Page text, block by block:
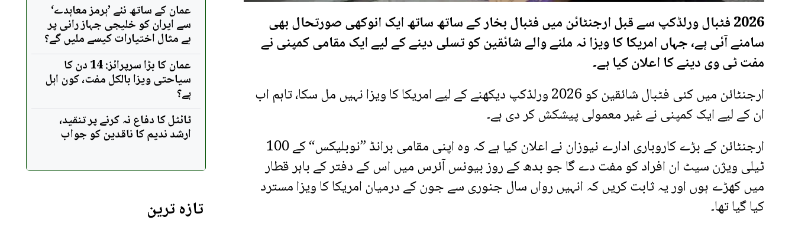
2026 فٹبال ورلڈکپ سے قبل ارجنٹائن میں فٹبال بخار کے ساتھ ساتھ ایک انوکھی صورتحال بھی
سامنے آئی ہے، جہاں امریکا کا ویزا نہ ملنے والے شائقین کو تسلی دینے کے لیے ایک مقامی کمپنی نے
مفت ٹی وی دینے کا اعلان کیا ہے۔
ارجنٹائن میں کئی فٹبال شائقین کو 2026 ورلڈکپ دیکھنے کے لیے امریکا کا ویزا نہیں مل سکا، تاہم اب
ان کے لیے ایک کمپنی نے غیر معمولی پیشکش کر دی ہے۔
ارجنٹائن کے بڑے کاروباری ادارے نیوزان نے اعلان کیا ہے کہ وہ اپنی مقامی برانڈ ”نوبلیکس“ کے 100
ٹیلی ویژن سیٹ ان افراد کو مفت دے گا جو بدھ کے روز بیونس آئرس میں اس کے دفتر کے باہر قطار
میں کھڑے ہوں اور یہ ثابت کریں کہ انہیں رواں سال جنوری سے جون کے درمیان امریکا کا ویزا مسترد
کیا گیا تھا۔
عمان کے ساتھ نئے ’ہرمز معاہدے‘
سے ایران کو خلیجی جہاز رانی پر
بے مثال اختیارات کیسے ملیں گے؟
عمان کا بڑا سرپرائز: 14 دن کا
سیاحتی ویزا بالکل مفت، کون اہل
ہے؟
ٹائٹل کا دفاع نہ کرنے پر تنقید،
ارشد ندیم کا ناقدین کو جواب
تازہ ترین